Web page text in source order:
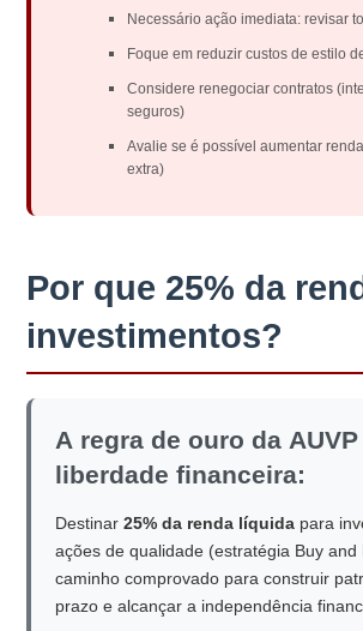
Necessário ação imediata: revisar
Foque em reduzir custos de estilo
Considere renegociar contratos
seguros)
Avalie se é possível aumentar
extra)
Por que 25% da
investimentos?
A regra de ouro da
liberdade financeira:
Destinar25% da renda líquida para
ações de qualidade (estratégia Buy and
caminho comprovado para construir
prazo e alcançar a independência